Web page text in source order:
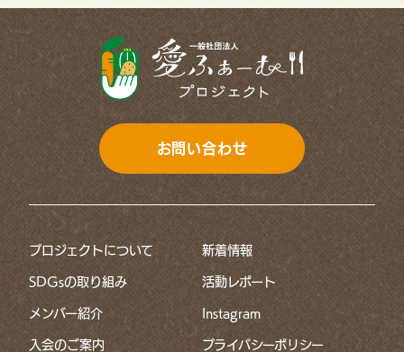
5月(2)
3月(3)
2月(3)
1月(2)
4月(7)
3月(4)
2月(5)
1月(12)
9月(11)
8月(5)
7月(8)
4月(8)
3月(5)
2月(9)
1月(7)
お問い合わせ
プロジェクトについて
SDGsの取り組み
メンバー紹介
入会のご案内
新着情報
活動レポート
Instagram
プライバシーポリシー